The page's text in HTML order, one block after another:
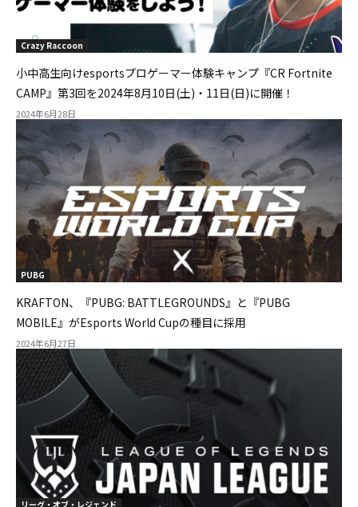
Crazy Raccoon
小中高生向けesportsプロゲーマー体験キャンプ『CR Fortnite
CAMP』第3回を2024年8月10日(土)・11日(日)に開催！
2024年6月28日
PUBG
KRAFTON、『PUBG: BATTLEGROUNDS』と『PUBG
MOBILE』がEsports World Cupの種目に採用
2024年6月27日
リーグ・オブ・レジェンド